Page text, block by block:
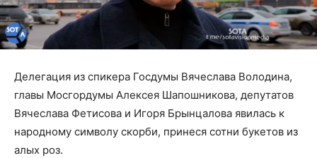
Делегация из спикера Госдумы Вячеслава Володина,
главы Мосгордумы Алексея Шапошникова, депутатов
Вячеслава Фетисова и Игоря Брынцалова явилась к
народному символу скорби, принеся сотни букетов из
алых роз.